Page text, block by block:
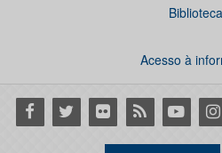
Acesso à
Facebook
Twitter Flickr RSS Youtube